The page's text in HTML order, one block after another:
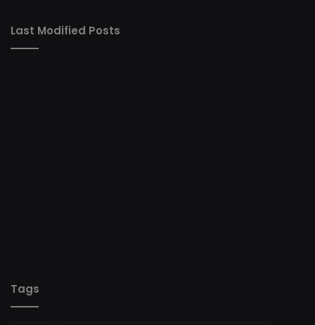
Last Modified Posts
Tags